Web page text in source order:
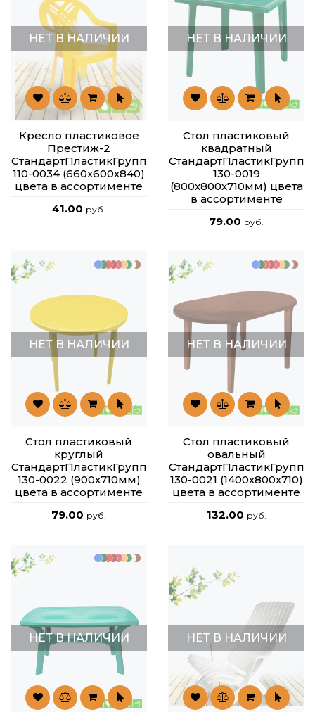
НЕТ В НАЛИЧИИ
Кресло пластиковое
Престиж-2
СтандартПластикГрупп
110-0034 (660х600х840)
цвета в ассортименте
41.00 руб.
НЕТ В НАЛИЧИИ
Стол пластиковый
квадратный
СтандартПластикГрупп
130-0019
(800х800х710мм) цвета
в ассортименте
79.00 руб.
НЕТ В НАЛИЧИИ
Стол пластиковый
круглый
СтандартПластикГрупп
130-0022 (900х710мм)
цвета в ассортименте
79.00 руб.
НЕТ В НАЛИЧИИ
Стол пластиковый
овальный
СтандартПластикГрупп
130-0021 (1400х800х710)
цвета в ассортименте
132.00 руб.
НЕТ В НАЛИЧИИ НЕТ В НАЛИЧИИ